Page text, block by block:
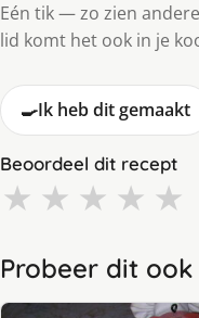
Eén tik — zo zien
lid komt het ook in je
🍳Ik heb dit gemaakt
Beoordeel dit recept
★ ★ ★ ★ ★
Probeer dit ook